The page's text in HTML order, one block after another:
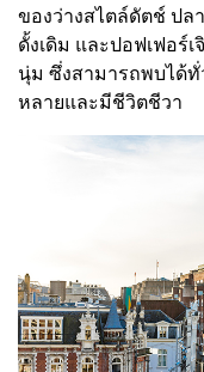
ของว่างสไตล์ดัตช์ ปล
ดั้งเดิม และปอฟเฟอร์
นุ่ม ซึ่งสามารถพบได้
หลายและมีชีวิตชีวา